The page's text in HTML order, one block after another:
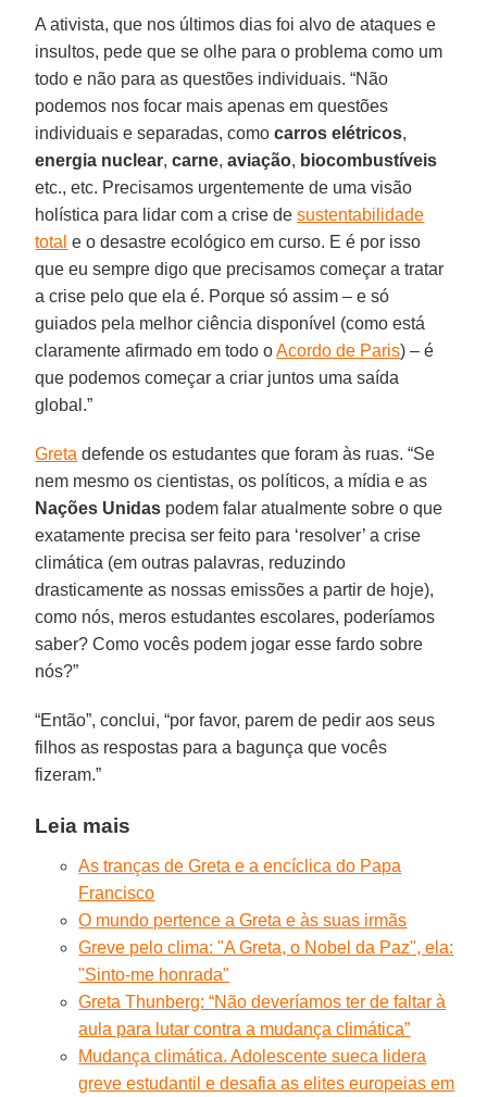
A ativista, que nos últimos dias foi alvo de ataques e
insultos, pede que se olhe para o problema como um
todo e não para as questões individuais. “Não
podemos nos focar mais apenas em questões
individuais e separadas, comocarros elétricos,
energia nuclear,carne,aviação, biocombustíveis
etc., etc. Precisamos urgentemente de uma visão
holística para lidar com a crise desustentabilidade
total e o desastre ecológico em curso. E é por isso
que eu sempre digo que precisamos começar a tratar
a crise pelo que ela é. Porque só assim – e só
guiados pela melhor ciência disponível (como está
claramente afirmado em todo oAcordo de Paris) – é
que podemos começar a criar juntos uma saída
global.”
Greta defende os estudantes que foram às ruas. “Se
nem mesmo os cientistas, os políticos, a mídia e as
Nações Unidas podem falar atualmente sobre o que
exatamente precisa ser feito para ‘resolver’ a crise
climática (em outras palavras, reduzindo
drasticamente as nossas emissões a partir de hoje),
como nós, meros estudantes escolares, poderíamos
saber? Como vocês podem jogar esse fardo sobre
nós?”
“Então”, conclui, “por favor, parem de pedir aos seus
filhos as respostas para a bagunça que vocês
fizeram.”
Leia mais
As tranças de Greta e a encíclica do Papa
Francisco
O mundo pertence a Greta e às suas irmãs
Greve pelo clima: "A Greta, o Nobel da Paz", ela:
"Sinto-me honrada"
Greta Thunberg: “Não deveríamos ter de faltar à
aula para lutar contra a mudança climática”
Mudança climática. Adolescente sueca lidera
greve estudantil e desafia as elites europeias em